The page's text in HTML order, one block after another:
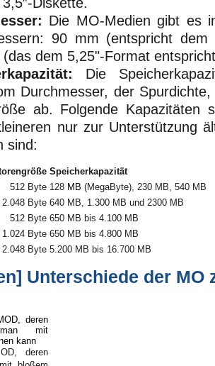
Die MO-Medien gibt es
90 mm (entspricht dem
(das dem 5,25"-Format
Die
Durchmesser, der
ab. Folgende Kapazitäten
nur zur Unterstützung
sind:
Speicherkapazität
512 Byte 128 MB (MegaByte), 230 MB, 540 MB
2.048 Byte 640 MB, 1.300 MB und 2300 MB
512 Byte 650 MB bis 4.100 MB
1.024 Byte 650 MB bis 4.800 MB
2.048 Byte 5.200 MB bis 16.700 MB
] Unterschiede der MO
deren